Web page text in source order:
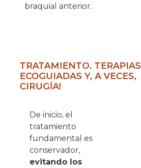
braquial anterior.
TRATAMIENTO. TERAPIAS
ECOGUIADAS Y, A VECES,
CIRUGÍA!
De inicio, el
tratamiento
fundamental es
conservador,
evitando los